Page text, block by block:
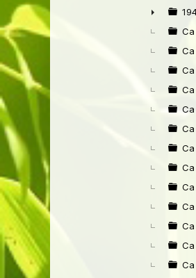
►
Ca
Ca
Ca
Ca
Ca
Ca
Ca
Ca
Ca
Ca